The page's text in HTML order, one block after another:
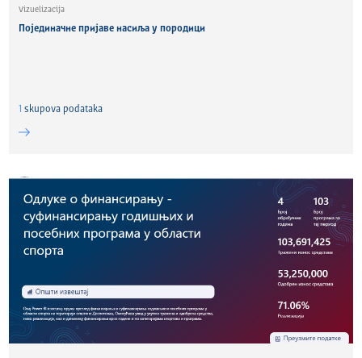
Vizuelizacija
Појединачне пријаве насиља у породици
1 skupova podataka